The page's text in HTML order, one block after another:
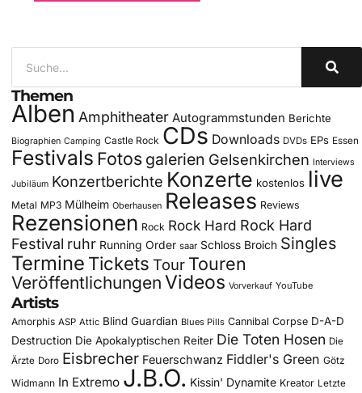
Themen
Alben Amphitheater Autogrammstunden Berichte
Biographien Camping Castle Rock CDs Downloads DVDs EPs Essen
Festivals Fotos galerien Gelsenkirchen Interviews
Jubiläum Konzertberichte Konzerte kostenlos live
Metal MP3 Mülheim Oberhausen Releases Reviews
Rezensionen Rock Rock Hard Rock Hard
Festival ruhr Running Order saar Schloss Broich Singles
Termine Tickets Tour Touren
Veröffentlichungen Videos Vorverkauf YouTube
Artists
Amorphis ASP Attic Blind Guardian Blues Pills Cannibal Corpse D-A-D
Destruction Die Apokalyptischen Reiter Die Toten Hosen Die
Ärzte Doro Eisbrecher Feuerschwanz Fiddler's Green Götz
Widmann In Extremo J.B.O. Kissin' Dynamite Kreator Letzte